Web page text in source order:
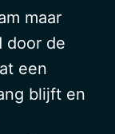
maar
door de
een
blijft en